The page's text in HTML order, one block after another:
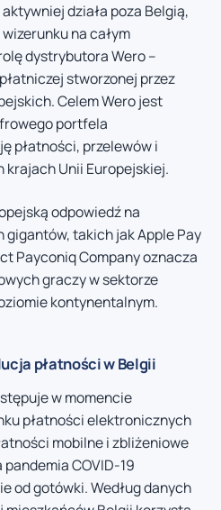
działa poza Belgią,
na całym
dystrybutora Wero –
stworzonej przez
Celem Wero jest
portfela
płatności, przelewów i
krajach Unii Europejskiej.
odpowiedź na
takich jak Apple Pay
Payconiq Company oznacza
graczy w sektorze
kontynentalnym.
płatności w Belgii
w momencie
płatności elektronicznych
mobilne i zbliżeniowe
COVID-19
od gotówki. Według danych